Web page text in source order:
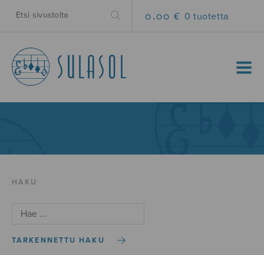
0.00 € 0 tuotetta
MENU
HAKU
TARKENNETTU HAKU